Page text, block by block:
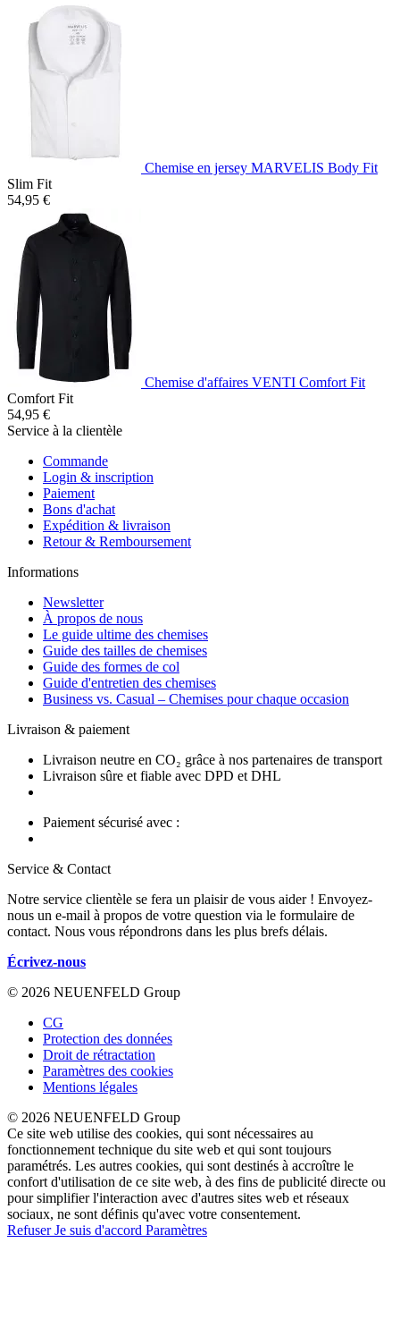
Chemise en jersey MARVELIS Body Fit
Slim Fit
54,95 €
Chemise d'affaires VENTI Comfort Fit
Comfort Fit
54,95 €
Service à la clientèle
Commande
Login & inscription
Paiement
Bons d'achat
Expédition & livraison
Retour & Remboursement
Informations
Newsletter
À propos de nous
Le guide ultime des chemises
Guide des tailles de chemises
Guide des formes de col
Guide d'entretien des chemises
Business vs. Casual – Chemises pour chaque occasion
Livraison & paiement
Livraison neutre en CO₂ grâce à nos partenaires de transport
Livraison sûre et fiable avec DPD et DHL
Paiement sécurisé avec :
Service & Contact
Notre service clientèle se fera un plaisir de vous aider ! Envoyez-
nous un e-mail à propos de votre question via le formulaire de
contact. Nous vous répondrons dans les plus brefs délais.
Écrivez-nous
© 2026 NEUENFELD Group
CG
Protection des données
Droit de rétractation
Paramètres des cookies
Mentions légales
© 2026 NEUENFELD Group
Ce site web utilise des cookies, qui sont nécessaires au
fonctionnement technique du site web et qui sont toujours
paramétrés. Les autres cookies, qui sont destinés à accroître le
confort d'utilisation de ce site web, à des fins de publicité directe ou
pour simplifier l'interaction avec d'autres sites web et réseaux
sociaux, ne sont définis qu'avec votre consentement.
RefuserJe suis d'accord Paramètres